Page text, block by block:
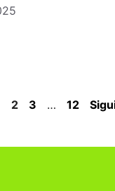
Página
2 Página
3 … Página
12